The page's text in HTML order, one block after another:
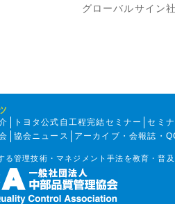
グローバルサイン
トヨタ公式自工程完結セミナー
セミ
協会ニュース アーカイブ・会報誌・
る管理技術・マネジメント手法を教育・普